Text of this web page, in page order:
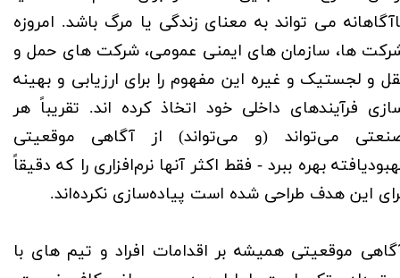
می تواند به معنای زندگی یا مرگ باشد. امروزه
ها، سازمان های ایمنی عمومی، شرکت های حمل و
و لجستیک و غیره این مفهوم را برای ارزیابی و بهینه
فرآیندهای داخلی خود اتخاذ کرده اند. تقریباً هر
می‌تواند (و می‌تواند) از آگاهی موقعیتی
بهره ببرد - فقط اکثر آنها نرم‌افزاری را که دقیقاً
این هدف طراحی شده است پیاده‌سازی نکرده‌اند.
موقعیتی همیشه بر اقدامات افراد و تیم های با